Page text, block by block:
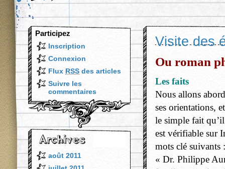
Participez
Inscription
Connexion
Flux RSS des articles
Suivre les
commentaires
août 2011
Visite des
Ou roman
Les faits
Nous allons
ses orientations,
le simple fait
est vérifiable sur
mots clé
« Dr. Philippe